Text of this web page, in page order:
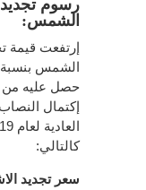
رسوم تجديد
الشمس:
إرتفعت قيمة
حصل عليه من
إكتمال
كالتالي:
سعر تجديد